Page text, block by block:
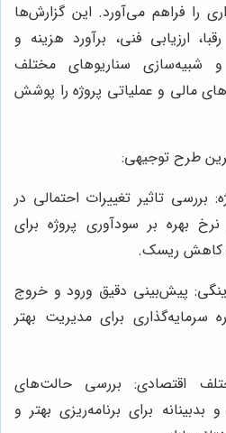
را فراهم می‌آورد. این گزارش‌ها
ارزیابی فنی، برآورد هزینه و
شبیه‌سازی سناریوهای مختلف
مالی و عملیاتی پروژه را پوشش
طرح توجیهی:
تاثیر تغییرات احتمالی در
بهره بر سودآوری پروژه برای
کاهش ریسک.
پیش‌بینی دقیق ورود و خروج
سرمایه‌گذاری برای مدیریت بهتر
اقتصادی: بررسی حالت‌های
بدبینانه برای برنامه‌ریزی بهتر و